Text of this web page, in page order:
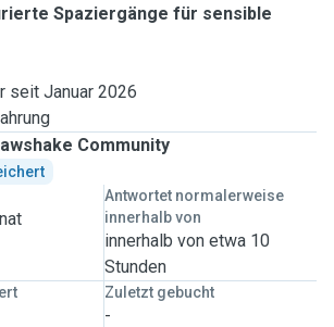
Spaziergänge für sensible
seit Januar 2026
Community
Antwortet normalerweise
innerhalb von
innerhalb von etwa 10
Stunden
Zuletzt gebucht
-